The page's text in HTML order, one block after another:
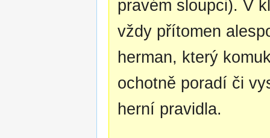
pravém sloupci). V
vždy přítomen
herman, který
ochotně poradí či
herní pravidla.